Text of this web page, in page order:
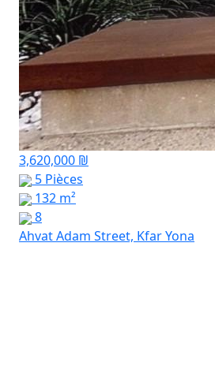
3,620,000 ₪
5 Pièces
132 m²
8
Ahvat Adam Street, Kfar Yona